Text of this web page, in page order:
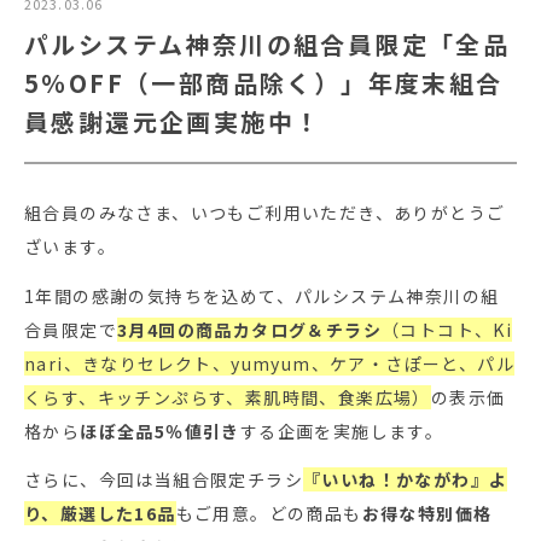
パルシステム神奈川の組合員限定「全品
5％OFF（一部商品除く）」年度末組合
員感謝還元企画実施中！
組合員のみなさま、いつもご利用いただき、ありがとうご
ざいます。
1年間の感謝の気持ちを込めて、パルシステム神奈川の組
合員限定で3月4回の商品カタログ＆チラシ （コトコト、Ki
nari、きなりセレクト、yumyum、ケア・さぽーと、パル
くらす、キッチンぷらす、素肌時間、食楽広場） の表示価
格から ほぼ全品5％値引き する企画を実施します。
さらに、今回は当組合限定チラシ 『いいね！かながわ』よ
り、厳選した16品もご用意。どの商品も お得な特別価格